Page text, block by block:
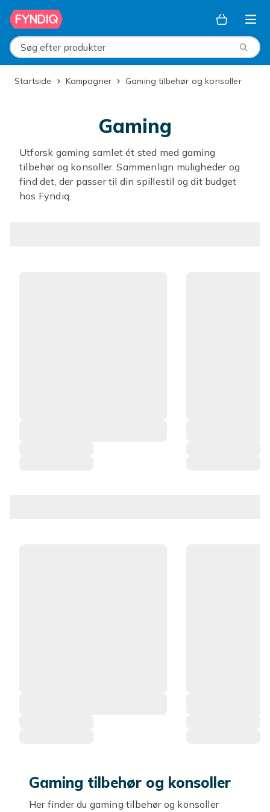
Spring til hovedindhold
Søg efter produkter
Startside Kampagner Gaming tilbehør og konsoller
Gaming
Utforsk gaming samlet ét sted med gaming
tilbehør og konsoller. Sammenlign muligheder og
find det, der passer til din spillestil og dit budget
hos Fyndiq.
Gaming tilbehør og konsoller
Her finder du gaming tilbehør og konsoller